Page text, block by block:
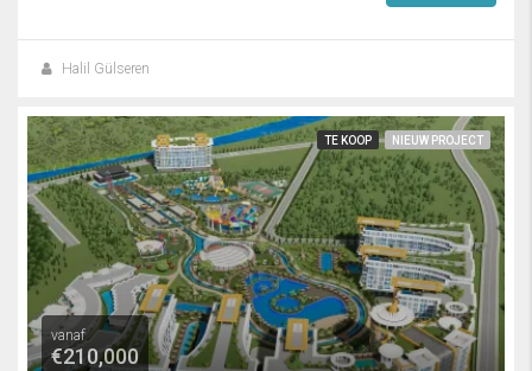
Halil Gülseren
TE KOOP NIEUW PROJECT
vanaf
€210,000